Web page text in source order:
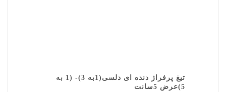
تیغ پرفراژ دنده ای دلسی(1به 3)- (1 به
5)عرض 5سانت